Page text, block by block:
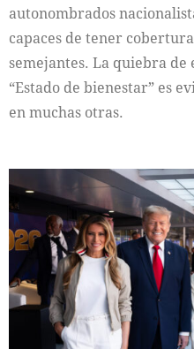
autonombrados
capaces de tener
semejantes. La quiebra de
“Estado de bienestar” es
en muchas otras.